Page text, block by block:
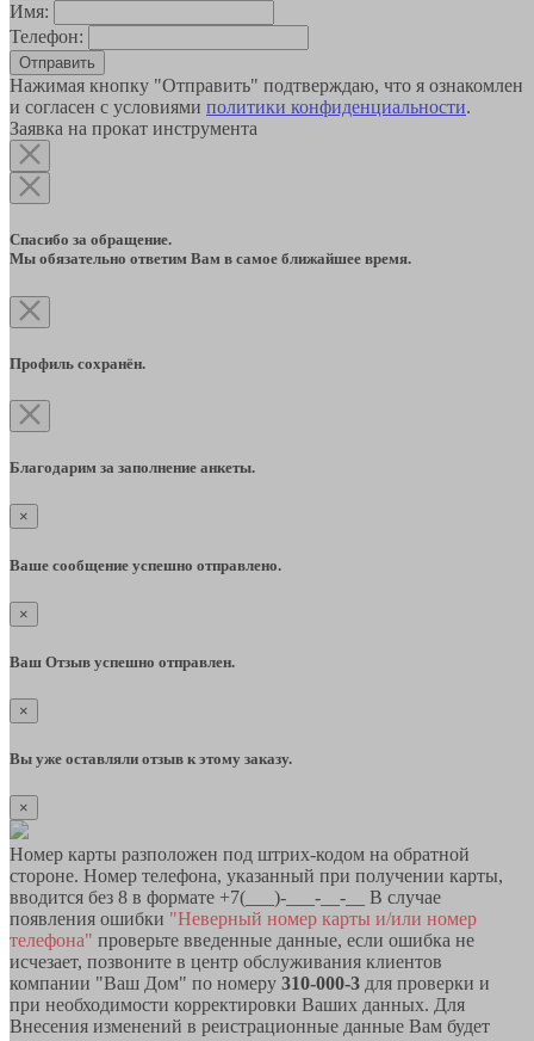
Имя:
Телефон:
Отправить
Нажимая кнопку "Отправить" подтверждаю, что я ознакомлен
и согласен с условиями политики конфиденциальности.
Заявка на прокат инструмента
Спасибо за обращение.
Мы обязательно ответим Вам в самое ближайшее время.
Профиль сохранён.
Благодарим за заполнение анкеты.
×
Ваше сообщение успешно отправлено.
×
Ваш Отзыв успешно отправлен.
×
Вы уже оставляли отзыв к этому заказу.
×
Номер карты разположен под штрих-кодом на обратной
стороне. Номер телефона, указанный при получении карты,
вводится без 8 в формате +7(___)-___-__-__ В случае
появления ошибки "Неверный номер карты и/или номер
телефона" проверьте введенные данные, если ошибка не
исчезает, позвоните в центр обслуживания клиентов
компании "Ваш Дом" по номеру 310-000-3 для проверки и
при необходимости корректировки Ваших данных. Для
Внесения изменений в реистрационные данные Вам будет